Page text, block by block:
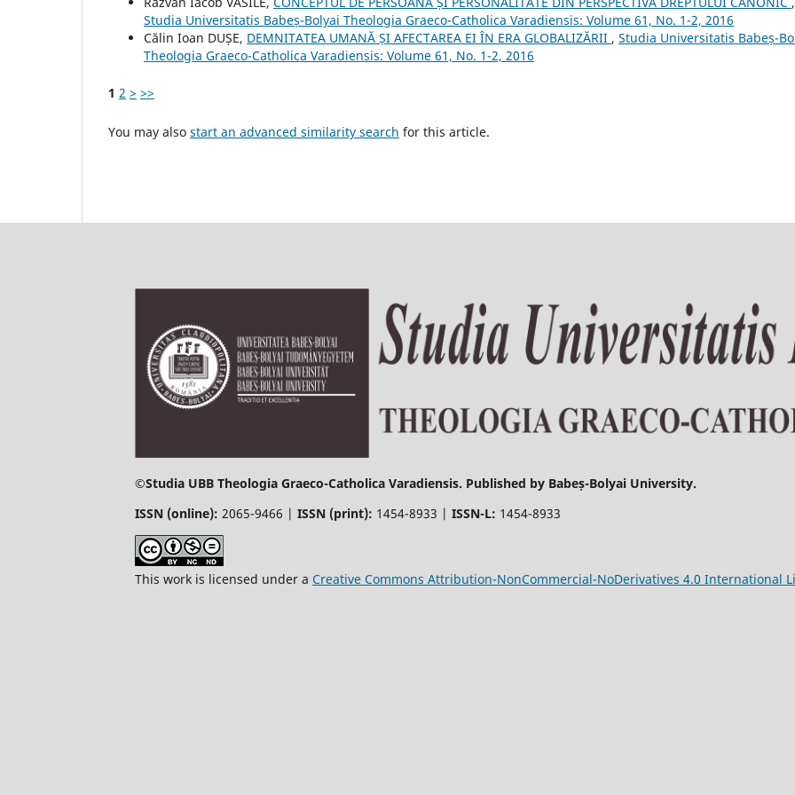
Studia Universitatis Babeș-Bolyai Theologia Graeco-Catholica Varadiensis: Volume 61, No. 1-2, 2016
Călin Ioan DUȘE, DEMNITATEA UMANĂ ȘI AFECTAREA EI ÎN ERA GLOBALIZĂRII , Studia Universitatis Babeș-
Theologia Graeco-Catholica Varadiensis: Volume 61, No. 1-2, 2016
1 2 > >>
You may also start an advanced similarity search for this article.
©Studia UBB Theologia Graeco-Catholica Varadiensis. Published by Babeș-Bolyai University.
ISSN (online): 2065-9466 | ISSN (print): 1454-8933 | ISSN-L: 1454-8933
This work is licensed under a Creative Commons Attribution-NonCommercial-NoDerivatives 4.0 International